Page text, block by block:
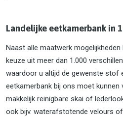
Landelijke eetkamerbank in
Naast alle maatwerk
keuze uit meer dan 1.000
waardoor u altijd de gewenste stof
eetkamerbank bij ons moet kunnen
makkelijk reinigbare skai of
ook bijv. waterafstotende velours